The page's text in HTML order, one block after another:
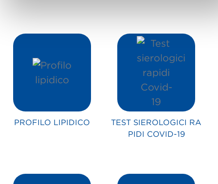
PROFILO LIPIDICO
TEST SIEROLOGICI RA
PIDI COVID-19